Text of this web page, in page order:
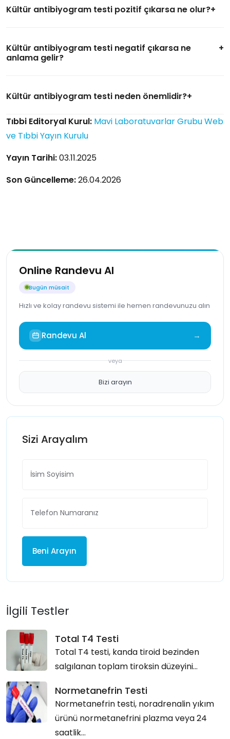
Kültür antibiyogram testi pozitif çıkarsa ne olur?
Kültür antibiyogram testi negatif çıkarsa ne
anlama gelir?
Kültür antibiyogram testi neden önemlidir?
Tıbbi Editoryal Kurul: Mavi Laboratuvarlar Grubu Web
ve Tıbbi Yayın Kurulu
Yayın Tarihi:03.11.2025
Son Güncelleme:26.04.2026
Online Randevu Al
Bugün müsait
Hızlı ve kolay randevu sistemi ile hemen randevunuzu alın
Randevu Al →
veya
Bizi arayın
Sizi Arayalım
Beni Arayın
İlgili Testler
Total T4 Testi
Total T4 testi, kanda tiroid bezinden
salgılanan toplam tiroksin düzeyini...
Normetanefrin Testi
Normetanefrin testi, noradrenalin yıkım
ürünü normetanefrini plazma veya 24
saatlik...